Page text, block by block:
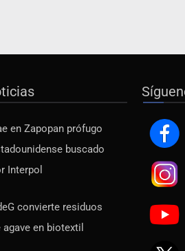
en Zapopan prófugo
buscado
Interpol
convierte residuos
agave en biotextil